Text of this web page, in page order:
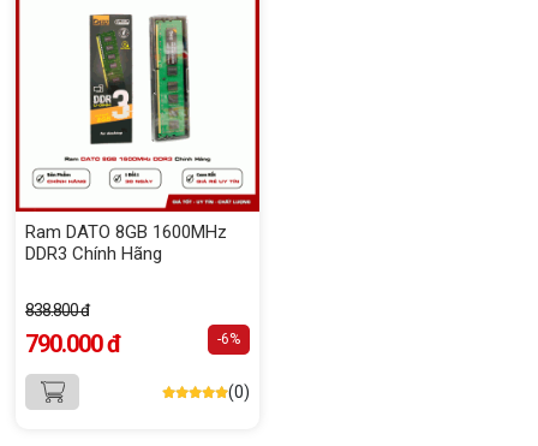
Ram DATO 8GB 1600MHz
DDR3 Chính Hãng
838.800 đ
790.000 đ -6%
(0)